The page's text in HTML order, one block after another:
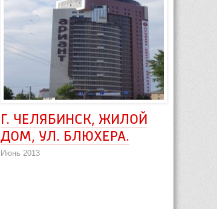
Г. ЧЕЛЯБИНСК, ЖИЛОЙ
ДОМ, УЛ. БЛЮХЕРА.
Июнь 2013